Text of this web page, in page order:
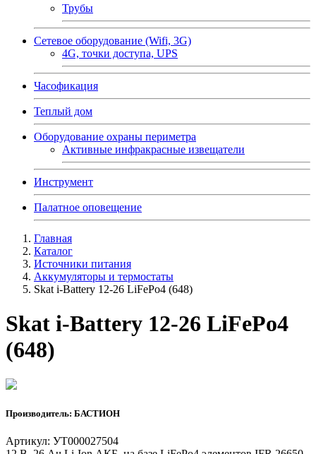
Трубы
Сетевое оборудование (Wifi, 3G)
4G, точки доступа, UPS
Часофикация
Теплый дом
Оборудование охраны периметра
Активные инфракрасные извещатели
Инструмент
Палатное оповещение
Главная
Каталог
Источники питания
Аккумуляторы и термостаты
Skat i-Battery 12-26 LiFePo4 (648)
Skat i-Battery 12-26 LiFePo4
(648)
Производитель: БАСТИОН
Артикул: УТ000027504